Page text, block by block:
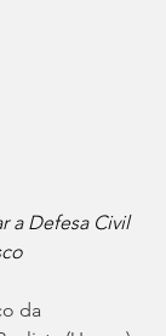
a Defesa Civil
da